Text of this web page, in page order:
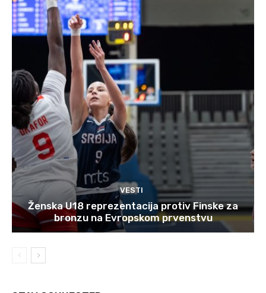
VESTI
Ženska U18 reprezentacija protiv Finske za
bronzu na Evropskom prvenstvu